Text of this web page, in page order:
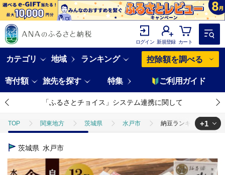
ログイン 新規登録 カート
カテゴリ 地域 ランキング 控除額を調べる
寄付額 旅先を探す 特集 ご利用ガイド
「ふるさとチョイス」システム連携に関して
TOP 関東地方 茨城県 水戸市 納豆ランキング1位！
TOP
+1
茨城県 水戸市